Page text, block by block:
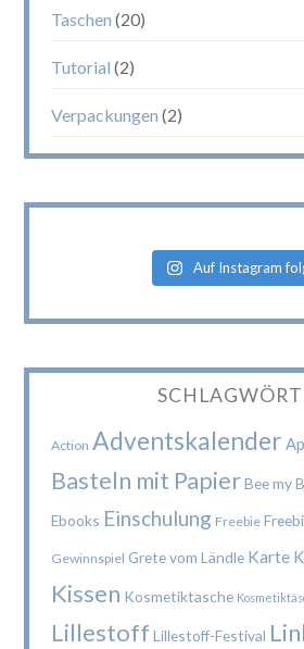
Taschen (20)
Tutorial (2)
Verpackungen (2)
Auf Instagram
Action Adventskalender
Basteln mit Papier Bee my
Ebooks Einschulung Freebie
Gewinnspiel Grete vom Ländle Karte
Kissen Kosmetiktasche
Lillestoff Lillestoff-Festival